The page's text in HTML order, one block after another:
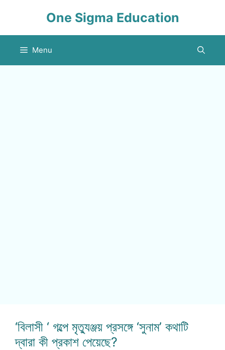
One Sigma Education
Menu
‘বিলাসী ‘ গল্পে মৃত্যুঞ্জয় প্রসঙ্গে ‘সুনাম’ কথাটি
দ্বারা কী প্রকাশ পেয়েছে?